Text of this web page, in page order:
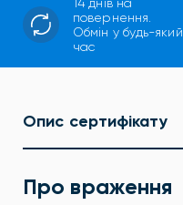
повернення.
Обмін у будь-який
час
Опис сертифікату
Про враження